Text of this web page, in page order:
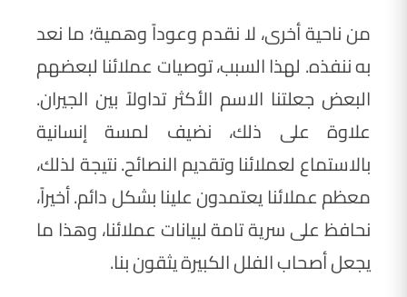
من ناحية أخرى، لا نقدم وعوداً وهمية؛ ما نعد
به ننفذه. لهذا السبب، توصيات عملائنا لبعضهم
البعض جعلتنا الاسم الأكثر تداولاً بين الجيران.
علاوة على ذلك، نضيف لمسة إنسانية
بالاستماع لعملائنا وتقديم النصائح. نتيجة لذلك،
معظم عملائنا يعتمدون علينا بشكل دائم. أخيراً،
نحافظ على سرية تامة لبيانات عملائنا، وهذا ما
يجعل أصحاب الفلل الكبيرة يثقون بنا.